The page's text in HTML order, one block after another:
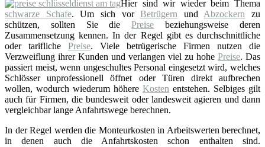
Hier sind wir wieder beim Thema
schwarze Schafe. Um sich vorBetrügern undAbzockern zu
schützen, sollten Sie diePreise beziehungsweise deren
Zusammensetzung kennen. In der Regel gibt es durchschnittliche
oder tarifliche Preise. Viele betrügerische Firmen nutzen die
Verzweiflung ihrer Kunden und verlangen viel zu hohe Preise. Das
passiert meist, wenn ungeschultes Personal eingesetzt wird, welches
Schlösser unprofessionell öffnet oder Türen direkt aufbrechen
wollen, wodurch wiederum höhere Kosten entstehen. Selbiges gilt
auch für Firmen, die bundesweit oder landesweit agieren und dann
vergleichbar lange Anfahrtswege berechnen.
In der Regel werden die Monteurkosten in Arbeitswerten berechnet,
in denen auch die Anfahrtskosten schon enthalten sind.